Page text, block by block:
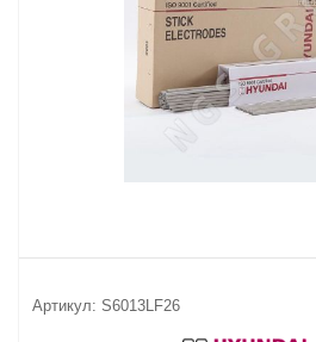
Артикул: S6013LF26